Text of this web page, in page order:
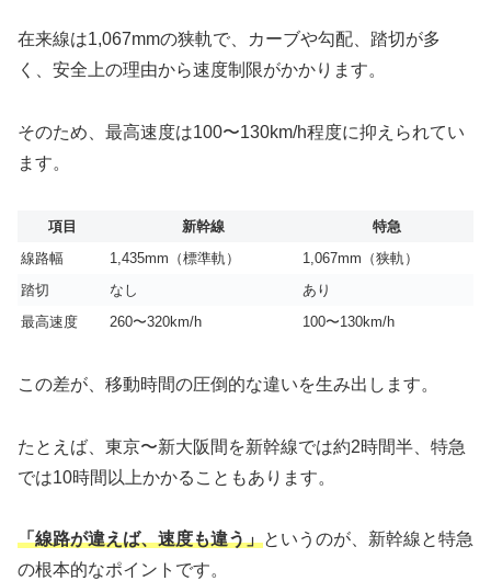
在来線は1,067mmの狭軌で、カーブや勾配、踏切が多
く、安全上の理由から速度制限がかかります。
そのため、最高速度は100〜130km/h程度に抑えられてい
ます。
項目 新幹線
特急
線路幅
1,435mm（標準軌）
1,067mm（狭軌）
踏切
なし
あり
最高速度
260〜320km/h 100〜130km/h
この差が、移動時間の圧倒的な違いを生み出します。
たとえば、東京〜新大阪間を新幹線では約2時間半、特急
では10時間以上かかることもあります。
「線路が違えば、速度も違う」というのが、新幹線と特急
の根本的なポイントです。